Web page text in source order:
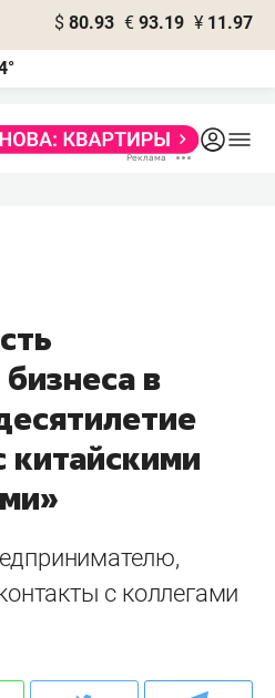
$ 80.93 € 93.19 ¥ 11.97
в
китайскими
с коллегами